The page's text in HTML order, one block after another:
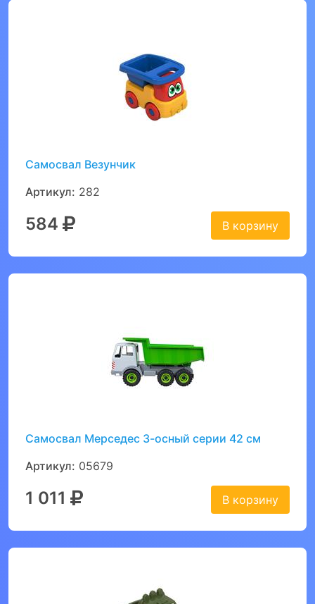
Самосвал Везунчик
Артикул: 282
584 В корзину
Самосвал Мерседес 3-осный серии 42 см
Артикул: 05679
1 011 В корзину